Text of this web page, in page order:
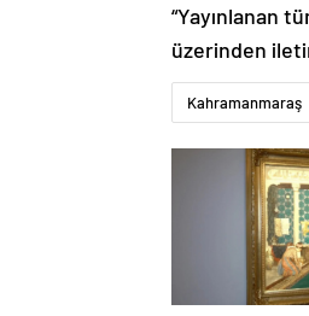
“Yayınlanan
üzerinden
Kahramanmaraş